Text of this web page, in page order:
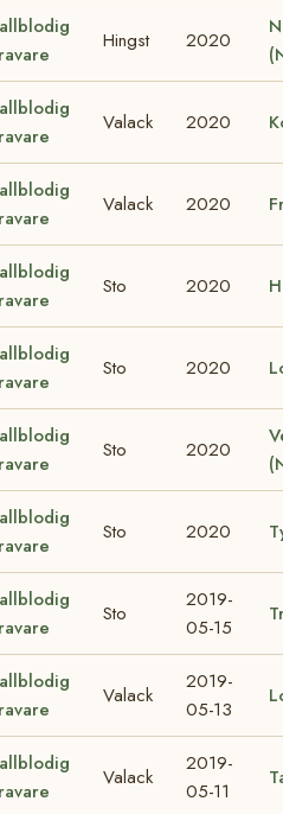
Hingst 2020
Valack 2020
Valack 2020
Sto 2020
Sto 2020
Sto 2020
Sto 2020
Sto
2019-
05-15
Valack
2019-
05-13
Valack
2019-
05-11